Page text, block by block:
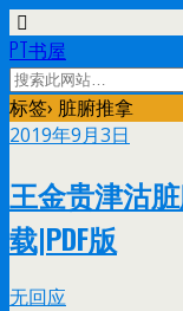
PT书屋
标签› 脏腑推拿
2019年9月3日
王金贵津沽
载|PDF版
无回应